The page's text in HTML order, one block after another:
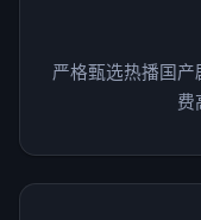
严格甄选热播国
费